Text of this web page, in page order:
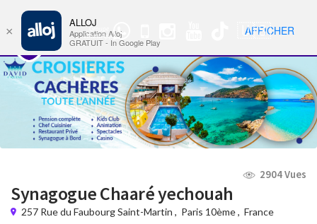
Groupe
WhatsApp
🇺🇸 Nav
2904 Vues
Synagogue Chaaré yechouah
257 Rue du Faubourg Saint-Martin , Paris 10ème, France
×
ALLOJ
Application Alloj
GRATUIT - In Google Play
AFFICHER